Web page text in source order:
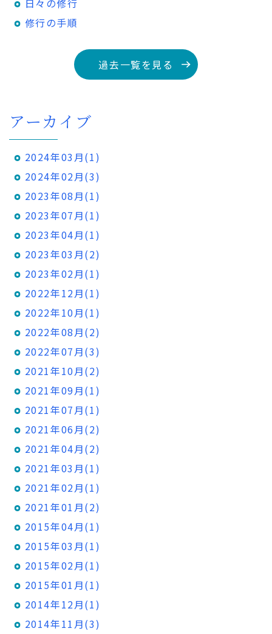
日々の修行
修行の手順
過去一覧を見る
アーカイブ
2024年03月(1)
2024年02月(3)
2023年08月(1)
2023年07月(1)
2023年04月(1)
2023年03月(2)
2023年02月(1)
2022年12月(1)
2022年10月(1)
2022年08月(2)
2022年07月(3)
2021年10月(2)
2021年09月(1)
2021年07月(1)
2021年06月(2)
2021年04月(2)
2021年03月(1)
2021年02月(1)
2021年01月(2)
2015年04月(1)
2015年03月(1)
2015年02月(1)
2015年01月(1)
2014年12月(1)
2014年11月(3)